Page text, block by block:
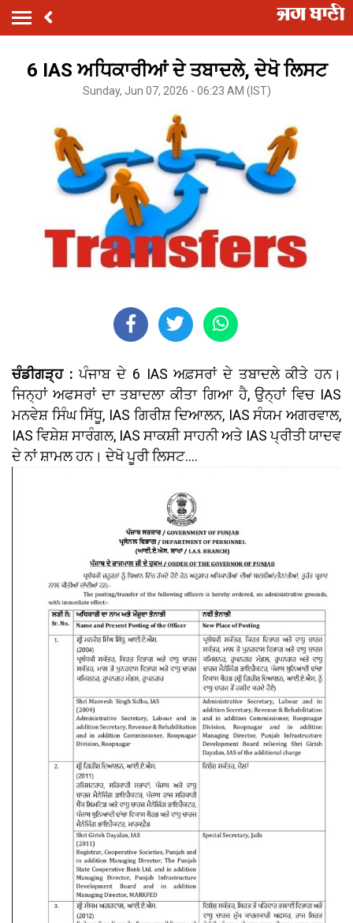
6 IAS ਅਧਿਕਾਰੀਆਂ ਦੇ ਤਬਾਦਲੇ, ਦੇਖੋ ਲਿਸਟ
Sunday, Jun 07, 2026 - 06:23 AM (IST)
ਚੰਡੀਗੜ੍ਹ :ਪੰਜਾਬ ਦੇ 6 IAS ਅਫ਼ਸਰਾਂ ਦੇ ਤਬਾਦਲੇ ਕੀਤੇ ਹਨ।
ਜਿਨ੍ਹਾਂ ਅਫਸਰਾਂ ਦਾ ਤਬਾਦਲਾ ਕੀਤਾ ਗਿਆ ਹੈ, ਉਨ੍ਹਾਂ ਵਿਚ IAS
ਮਨਵੇਸ਼ ਸਿੰਘ ਸਿੱਧੂ, IAS ਗਿਰੀਸ਼ ਦਿਆਲਨ, IAS ਸੰਯਮ ਅਗਰਵਾਲ,
IAS ਵਿਸ਼ੇਸ਼ ਸਾਰੰਗਲ, IAS ਸਾਕਸ਼ੀ ਸਾਹਨੀ ਅਤੇ IAS ਪ੍ਰੀਤੀ ਯਾਦਵ
ਦੇ ਨਾਂ ਸ਼ਾਮਲ ਹਨ। ਦੇਖੋ ਪੂਰੀ ਲਿਸਟ....